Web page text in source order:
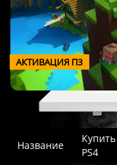
АКТИВАЦИЯ П3
Название
PS4